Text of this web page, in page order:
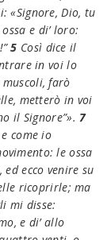
«Signore, Dio, tu
e di’ loro:
5 Così dice il
in voi lo
farò
metterò in voi
il Signore”».7
e come io
le ossa
ecco venire su
ricoprirle; ma
mi disse:
e di’ allo